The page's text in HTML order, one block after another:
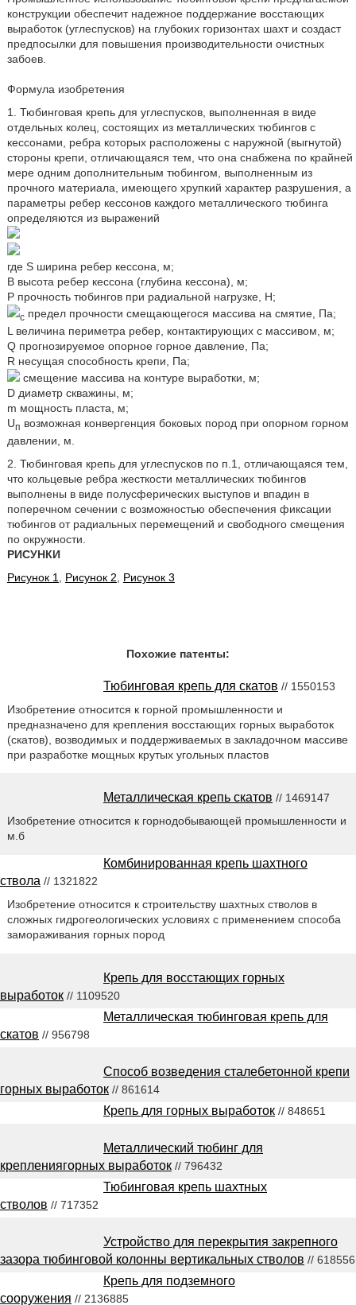
конструкции обеспечит надежное поддержание восстающих
выработок (углеспусков) на глубоких горизонтах шахт и создаст
предпосылки для повышения производительности очистных
забоев.
Формула изобретения
1. Тюбинговая крепь для углеспусков, выполненная в виде
отдельных колец, состоящих из металлических тюбингов с
кессонами, ребра которых расположены с наружной (выгнутой)
стороны крепи, отличающаяся тем, что она снабжена по крайней
мере одним дополнительным тюбингом, выполненным из
прочного материала, имеющего хрупкий характер разрушения, а
параметры ребер кессонов каждого металлического тюбинга
определяются из выражений
где S ширина ребер кессона, м;
B высота ребер кессона (глубина кессона), м;
P прочность тюбингов при радиальной нагрузке, Н;
спредел прочности смещающегося массива на смятие, Па;
L величина периметра ребер, контактирующих с массивом, м;
Q прогнозируемое опорное горное давление, Па;
R несущая способность крепи, Па;
смещение массива на контуре выработки, м;
D диаметр скважины, м;
m мощность пласта, м;
Uп возможная конвергенция боковых пород при опорном горном
давлении, м.
2. Тюбинговая крепь для углеспусков по п.1, отличающаяся тем,
что кольцевые ребра жесткости металлических тюбингов
выполнены в виде полусферических выступов и впадин в
поперечном сечении с возможностью обеспечения фиксации
тюбингов от радиальных перемещений и свободного смещения
по окружности.
РИСУНКИ
Рисунок 1
Рисунок 2 Рисунок 3
Похожие патенты:
Тюбинговая крепь для скатов // 1550153
Изобретение относится к горной промышленности и
предназначено для крепления восстающих горных выработок
(скатов), возводимых и поддерживаемых в закладочном массиве
при разработке мощных крутых угольных пластов
Металлическая крепь скатов // 1469147
Изобретение относится к горнодобывающей промышленности и
м.б
Комбинированная крепь шахтного
ствола // 1321822
Изобретение относится к строительству шахтных стволов в
сложных гидрогеологических условиях с применением способа
замораживания горных пород
Крепь для восстающих горных
выработок // 1109520
Металлическая тюбинговая крепь для
скатов // 956798
Способ возведения сталебетонной крепи
горных выработок // 861614
Крепь для горных выработок // 848651
Металлический тюбинг для
креплениягорных выработок // 796432
Тюбинговая крепь шахтных
стволов // 717352
Устройство для перекрытия закрепного
зазора тюбинговой колонны вертикальных стволов // 618556
Крепь для подземного
сооружения // 2136885